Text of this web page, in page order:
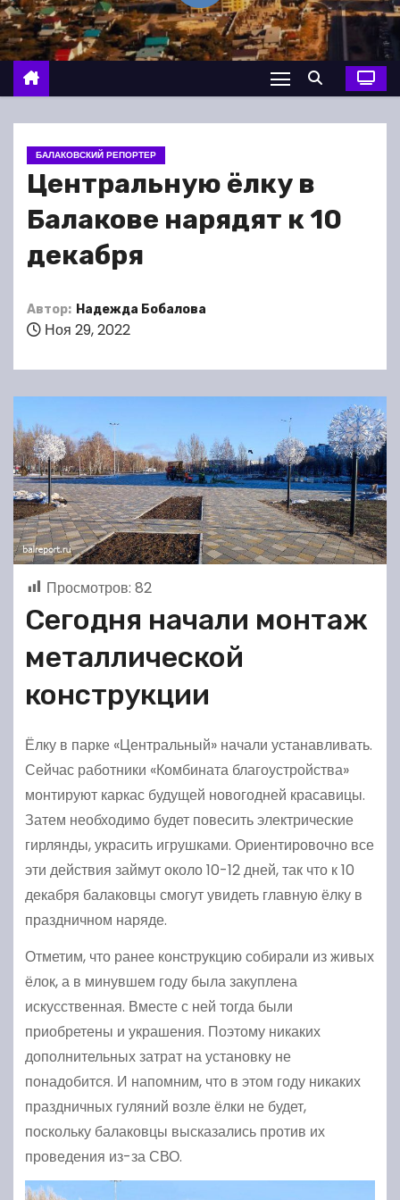
о
м
у
БАЛАКОВСКИЙ РЕПОРТЕР
Центральную ёлку в
Балакове нарядят к 10
декабря
Автор: Надежда Бобалова
Ноя 29, 2022
Просмотров: 82
Сегодня начали монтаж
металлической
конструкции
Ёлку в парке «Центральный» начали устанавливать.
Сейчас работники «Комбината благоустройства»
монтируют каркас будущей новогодней красавицы.
Затем необходимо будет повесить электрические
гирлянды, украсить игрушками. Ориентировочно все
эти действия займут около 10-12 дней, так что к 10
декабря балаковцы смогут увидеть главную ёлку в
праздничном наряде.
Отметим, что ранее конструкцию собирали из живых
ёлок, а в минувшем году была закуплена
искусственная. Вместе с ней тогда были
приобретены и украшения. Поэтому никаких
дополнительных затрат на установку не
понадобится. И напомним, что в этом году никаких
праздничных гуляний возле ёлки не будет,
поскольку балаковцы высказались против их
проведения из-за СВО.